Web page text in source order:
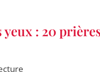
yeux : 20